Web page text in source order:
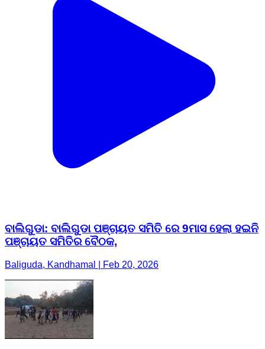
ବାଲିଗୁଡା: ବାଲିଗୁଡା ପଞ୍ଚାୟତ ସମିତି ରେ 9ମାସ ହେଲା ହଇନି
ପଞ୍ଚାୟତ ସମିତିର ବୈଠକ,
Baliguda, Kandhamal | Feb 20, 2026